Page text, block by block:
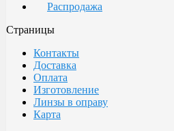
Распродажа
Страницы
Контакты
Доставка
Оплата
Изготовление
Линзы в оправу
Карта